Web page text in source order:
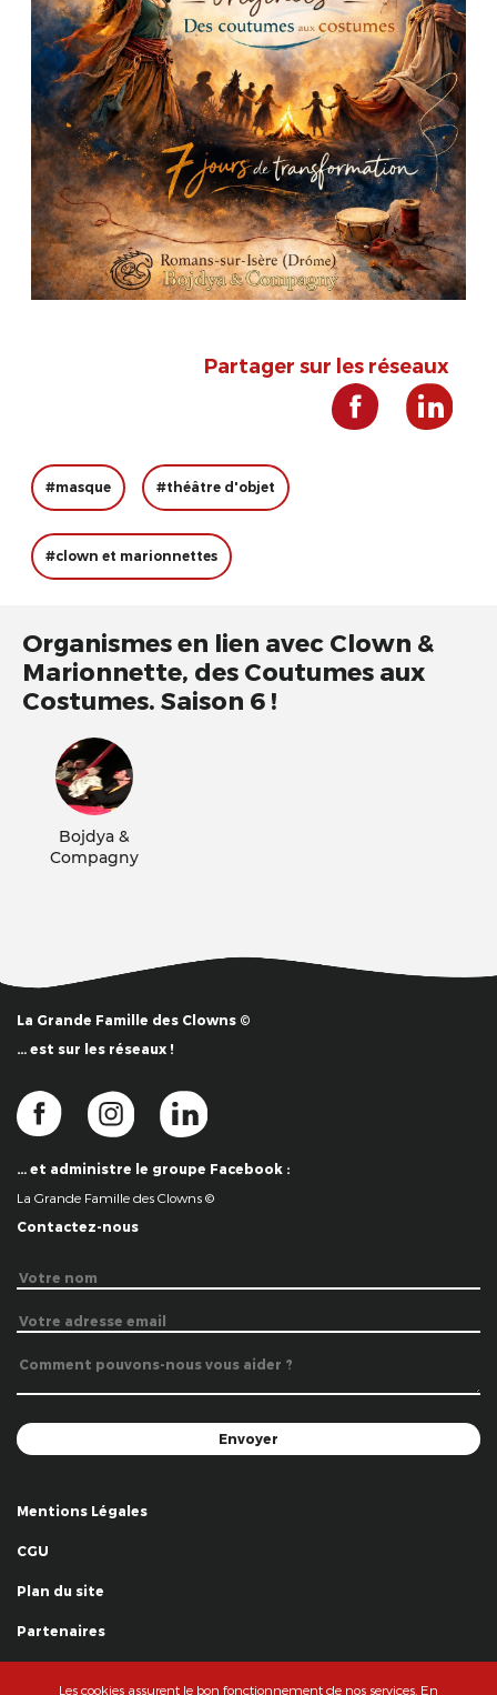
Partager sur les réseaux
#masque #théâtre d'objet
#clown et marionnettes
Organismes en lien avec Clown &
Marionnette, des Coutumes aux
Costumes. Saison 6 !
Bojdya &
Compagny
La Grande Famille des Clowns ©
… est sur les réseaux !
… et administre le groupe Facebook :
La Grande Famille des Clowns ©
Contactez-nous
Mentions Légales
CGU
Plan du site
Partenaires
Les cookies assurent le bon fonctionnement de nos services. En